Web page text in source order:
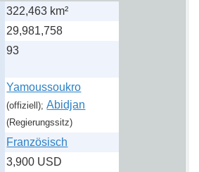
322,463 km²
29,981,758
93
Yamoussoukro
(offiziell);Abidjan
(Regierungssitz)
Französisch
3,900 USD